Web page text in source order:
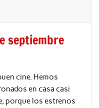
septiembre
cine. Hemos
en casa casi
porque los estrenos